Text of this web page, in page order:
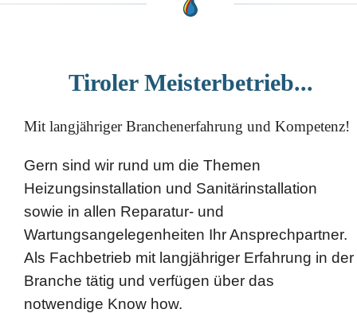
Tiroler Meisterbetrieb...
Mit langjähriger Branchenerfahrung und Kompetenz!
Gern sind wir rund um die Themen
Heizungsinstallation und Sanitärinstallation
sowie in allen Reparatur- und
Wartungsangelegenheiten Ihr Ansprechpartner.
Als Fachbetrieb mit langjähriger Erfahrung in der
Branche tätig und verfügen über das
notwendige Know how.